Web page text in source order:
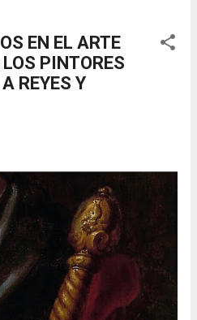
EN EL ARTE
PINTORES
REYES Y